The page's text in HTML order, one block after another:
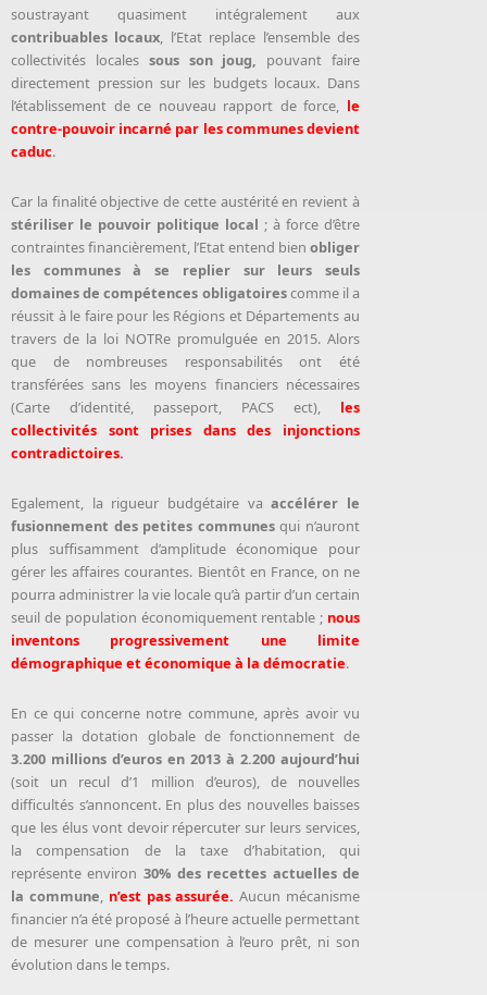
soustrayant quasiment intégralement aux
contribuables locaux, l’Etat replace l’ensemble des
collectivités locales sous son joug, pouvant faire
directement pression sur les budgets locaux. Dans
l’établissement de ce nouveau rapport de force, le
contre-pouvoir incarné par les communes devient
caduc.
Car la finalité objective de cette austérité en revient à
stériliser le pouvoir politique local ; à force d’être
contraintes financièrement, l’Etat entend bien obliger
les communes à se replier sur leurs seuls
domaines de compétences obligatoirescomme il a
réussit à le faire pour les Régions et Départements au
travers de la loi NOTRe promulguée en 2015. Alors
que de nombreuses responsabilités ont été
transférées sans les moyens financiers nécessaires
(Carte d’identité, passeport, PACS ect), les
collectivités sont prises dans des injonctions
contradictoires.
Egalement, la rigueur budgétaire vaaccélérer le
fusionnement des petites communesqui n’auront
plus suffisamment d’amplitude économique pour
gérer les affaires courantes. Bientôt en France, on ne
pourra administrer la vie locale qu’à partir d’un certain
seuil de population économiquement rentable ; nous
inventons progressivement une limite
démographique et économique à la démocratie.
En ce qui concerne notre commune, après avoir vu
passer la dotation globale de fonctionnement de
3.200 millions d’euros en 2013 à 2.200 aujourd’hui
(soit un recul d’1 million d’euros), de nouvelles
difficultés s’annoncent. En plus des nouvelles baisses
que les élus vont devoir répercuter sur leurs services,
la compensation de la taxe d’habitation, qui
représente environ 30% des recettes actuelles de
la commune, n’est pas assurée. Aucun mécanisme
financier n’a été proposé à l’heure actuelle permettant
de mesurer une compensation à l’euro prêt, ni son
évolution dans le temps.